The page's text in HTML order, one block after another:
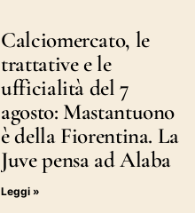
Calciomercato, le
trattative e le
ufficialità del 7
agosto: Mastantuono
è della Fiorentina. La
Juve pensa ad Alaba
Leggi »